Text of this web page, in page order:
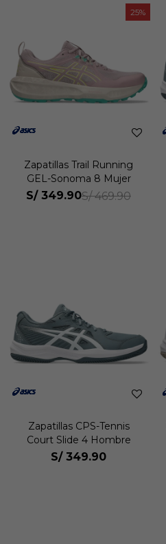
25
Zapatillas Trail Running
GEL-Sonoma 8 Mujer
S/ 349.90S/ 469.90
Zapatillas CPS-Tennis
Court Slide 4 Hombre
S/ 349.90